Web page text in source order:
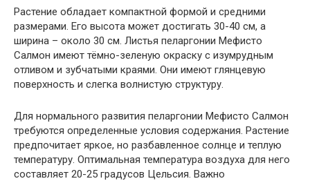
Растение обладает компактной формой и средними
размерами. Его высота может достигать 30-40 см, а
ширина – около 30 см. Листья пеларгонии Мефисто
Салмон имеют тёмно-зеленую окраску с изумрудным
отливом и зубчатыми краями. Они имеют глянцевую
поверхность и слегка волнистую структуру.
Для нормального развития пеларгонии Мефисто Салмон
требуются определенные условия содержания. Растение
предпочитает яркое, но разбавленное солнце и теплую
температуру. Оптимальная температура воздуха для него
составляет 20-25 градусов Цельсия. Важно